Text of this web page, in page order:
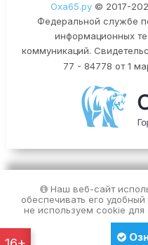
Оха65.ру© 2017-
Федеральной службе
информационных
коммуникаций.
77 - 84778 от 1
Наш веб-сайт
обеспечивать его
не используем cookie